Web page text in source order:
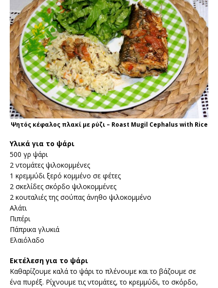
Ψητός κέφαλος πλακί με ρύζι – Roast Mugil Cephalus with Rice
Υλικά για το ψάρι
500 γρ ψάρι
2 ντομάτες ψιλοκομμένες
1 κρεμμύδι ξερό κομμένο σε φέτες
2 σκελίδες σκόρδο ψιλοκομμένες
2 κουταλιές της σούπας άνηθο ψιλοκομμένο
Αλάτι
Πιπέρι
Πάπρικα γλυκιά
Ελαιόλαδο
Εκτέλεση για το ψάρι
Καθαρίζουμε καλά το ψάρι το πλένουμε και το βάζουμε σε
ένα πυρέξ. Ρίχνουμε τις ντομάτες, το κρεμμύδι, το σκόρδο,